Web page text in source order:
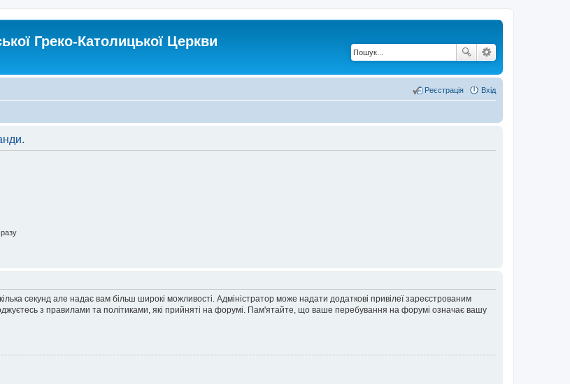
Греко-Католицької Церкви
Вхід
Реєстрація
секунд але надає вам більш широкі можливості. Адміністратор може надати додаткові привілеї зареєстрованим
з правилами та політиками, які прийняті на форумі. Пам'ятайте, що ваше перебування на форумі означає вашу